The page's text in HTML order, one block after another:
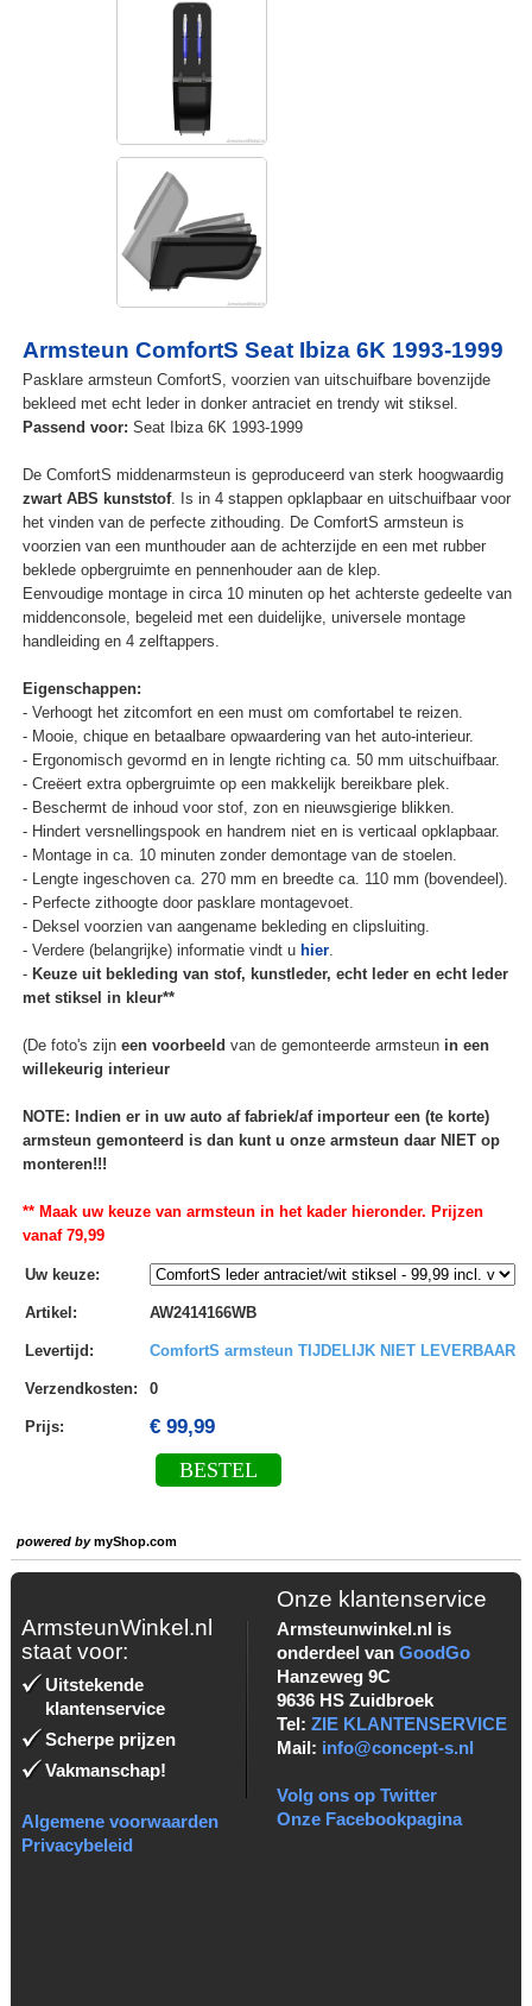
Armsteun ComfortS Seat Ibiza 6K 1993-1999
Pasklare armsteun ComfortS, voorzien van uitschuifbare bovenzijde
bekleed met echt leder in donker antraciet en trendy wit stiksel.
Passend voor: Seat Ibiza 6K 1993-1999
De ComfortS middenarmsteun is geproduceerd van sterk hoogwaardig
zwart ABS kunststof. Is in 4 stappen opklapbaar en uitschuifbaar voor
het vinden van de perfecte zithouding. De ComfortS armsteun is
voorzien van een munthouder aan de achterzijde en een met rubber
beklede opbergruimte en pennenhouder aan de klep.
Eenvoudige montage in circa 10 minuten op het achterste gedeelte van
middenconsole, begeleid met een duidelijke, universele montage
handleiding en 4 zelftappers.
Eigenschappen:
- Verhoogt het zitcomfort en een must om comfortabel te reizen.
- Mooie, chique en betaalbare opwaardering van het auto-interieur.
- Ergonomisch gevormd en in lengte richting ca. 50 mm uitschuifbaar.
- Creëert extra opbergruimte op een makkelijk bereikbare plek.
- Beschermt de inhoud voor stof, zon en nieuwsgierige blikken.
- Hindert versnellingspook en handrem niet en is verticaal opklapbaar.
- Montage in ca. 10 minuten zonder demontage van de stoelen.
- Lengte ingeschoven ca. 270 mm en breedte ca. 110 mm (bovendeel).
- Perfecte zithoogte door pasklare montagevoet.
- Deksel voorzien van aangename bekleding en clipsluiting.
- Verdere (belangrijke) informatie vindt u hier.
- Keuze uit bekleding van stof, kunstleder, echt leder en echt leder
met stiksel in kleur**
(De foto's zijn een voorbeeld van de gemonteerde armsteun in een
willekeurig interieur
NOTE: Indien er in uw auto af fabriek/af importeur een (te korte)
armsteun gemonteerd is dan kunt u onze armsteun daar NIET op
monteren!!!
** Maak uw keuze van armsteun in het kader hieronder. Prijzen
vanaf 79,99
Uw keuze:
Artikel : AW2414166WB
Levertijd : ComfortS armsteun TIJDELIJK NIET LEVERBAAR
Verzendkosten: 0
Prijs: € 99,99
BESTEL
powered bymyShop.com
ArmsteunWinkel.nl
staat voor:
Uitstekende
klantenservice
Scherpe prijzen
Vakmanschap!
Algemene voorwaarden
Privacybeleid
Onze klantenservice
Armsteunwinkel.nl is
onderdeel van GoodGo
Hanzeweg 9C
9636 HS Zuidbroek
Tel: ZIE KLANTENSERVICE
Mail: info@concept-s.nl
Volg ons op Twitter
Onze Facebookpagina